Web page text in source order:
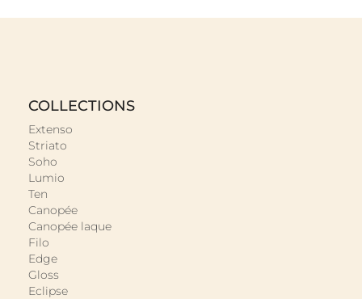
COLLECTIONS
Extenso
Striato
Soho
Lumio
Ten
Canopée
Canopée laque
Filo
Edge
Gloss
Eclipse